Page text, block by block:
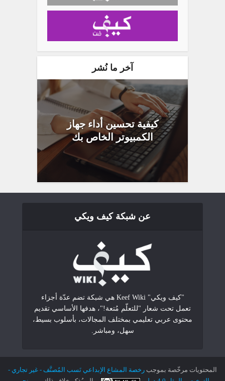
آخر ما نُشر
كيفية تحسين أداء جهاز
الكمبيوتر الخاص بك
عن شبكة كيف ويكي
"كيف ويكي" Keef Wiki هي شبكة تضم عدّة أجزاء
تعمل تحت شعار "للتعلّم مُتعة!"، هدفها الأساسي تقديم
محتوى عربي تعليمي بمختلف المجالات، بأسلوب بسيط،
سهل، ومباشر.
المحتويات مرخّصة بموجب رخصة المشاع الإبداعي نَسب المُصنَّف - غير تجاري -